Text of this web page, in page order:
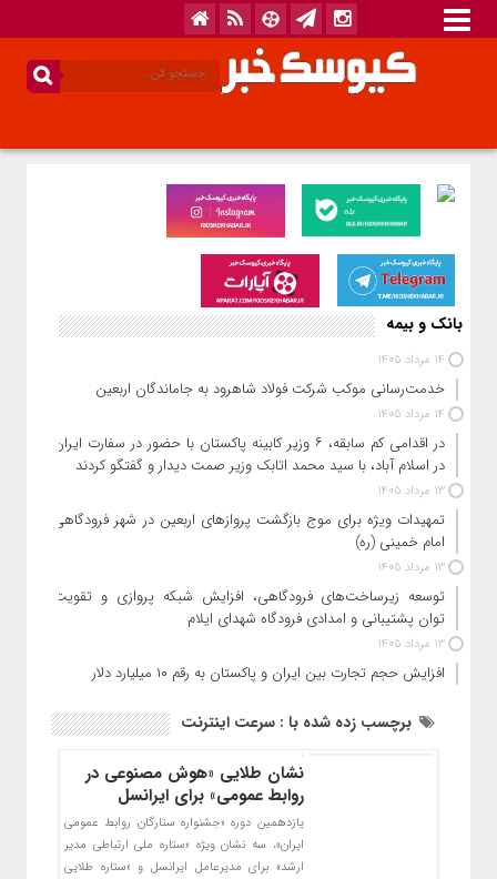
بانک و بیمه
14 مرداد 1405
خدمت‌رسانی موکب شرکت فولاد شاهرود به جاماندگان اربعین
14 مرداد 1405
در اقدامی کم سابقه، ۶ وزیر کابینه پاکستان با حضور در سفارت ایران
در اسلام آباد، با سید محمد اتابک وزیر صمت دیدار و گفتگو کردند
13 مرداد 1405
تمهیدات ویژه برای موج بازگشت پروازهای اربعین در شهر فرودگاهی
امام خمینی (ره)
13 مرداد 1405
توسعه زیرساخت‌های فرودگاهی، افزایش شبکه پروازی و تقویت
توان پشتیبانی و امدادی فرودگاه شهدای ایلام
13 مرداد 1405
افزایش حجم تجارت بین ایران و پاکستان به رقم ۱۰ میلیارد دلار
برچسب زده شده با : سرعت اینترنت
نشان طلایی «هوش مصنوعی در
روابط عمومی» برای ایرانسل
یازدهمین دوره «جشنواره ستارگان روابط‌ عمومی
ایران»، سه نشان ویژه «ستاره ملی ارتباطی مدیر
ارشد» برای مدیرعامل ایرانسل و «ستاره طلایی